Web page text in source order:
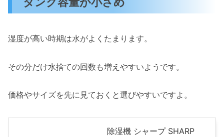
湿度が高い時期は水がよくたまります。
その分だけ水捨ての回数も増えやすいようです。
価格やサイズを先に見ておくと選びやすいですよ。
除湿機 シャープ SHARP